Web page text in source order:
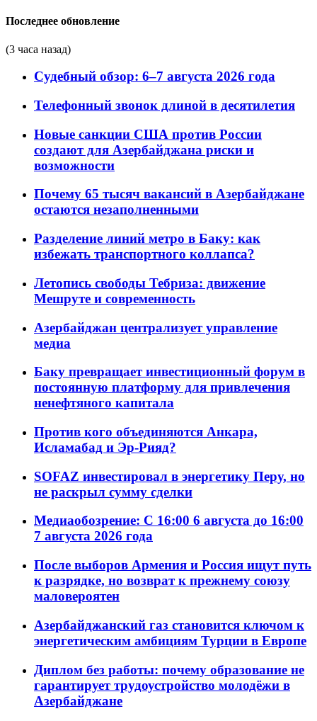
Последнее обновление
(3 часа назад)
Судебный обзор: 6–7 августа 2026 года
Телефонный звонок длиной в десятилетия
Новые санкции США против России
создают для Азербайджана риски и
возможности
Почему 65 тысяч вакансий в Азербайджане
остаются незаполненными
Разделение линий метро в Баку: как
избежать транспортного коллапса?
Летопись свободы Тебриза: движение
Мешруте и современность
Азербайджан централизует управление
медиа
Баку превращает инвестиционный форум в
постоянную платформу для привлечения
ненефтяного капитала
Против кого объединяются Анкара,
Исламабад и Эр-Рияд?
SOFAZ инвестировал в энергетику Перу, но
не раскрыл сумму сделки
Медиаобозрение: С 16:00 6 августа до 16:00
7 августа 2026 года
После выборов Армения и Россия ищут путь
к разрядке, но возврат к прежнему союзу
маловероятен
Азербайджанский газ становится ключом к
энергетическим амбициям Турции в Европе
Диплом без работы: почему образование не
гарантирует трудоустройство молодёжи в
Азербайджане